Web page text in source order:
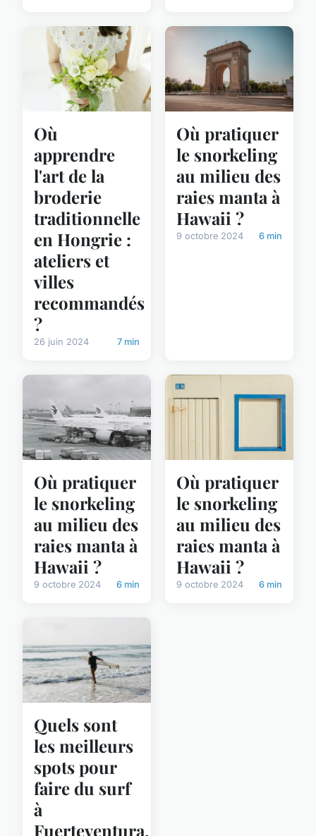
Où
apprendre
l'art de la
broderie
traditionnelle
en Hongrie :
ateliers et
villes
recommandés
?
26 juin 2024 7 min
Où pratiquer
le snorkeling
au milieu des
raies manta à
Hawaii ?
9 octobre 2024 6 min
Où pratiquer
le snorkeling
au milieu des
raies manta à
Hawaii ?
9 octobre 2024 6 min
Où pratiquer
le snorkeling
au milieu des
raies manta à
Hawaii ?
9 octobre 2024 6 min
Quels sont
les meilleurs
spots pour
faire du surf
à
Fuerteventura,